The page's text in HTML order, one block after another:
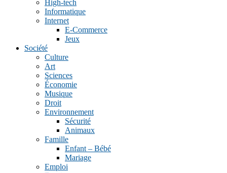
High-tech
Informatique
Internet
E-Commerce
Jeux
Société
Culture
Art
Sciences
Économie
Musique
Droit
Environnement
Sécurité
Animaux
Famille
Enfant – Bébé
Mariage
Emploi